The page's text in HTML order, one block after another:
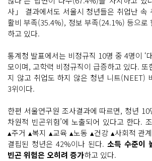
사」 결과에서도 서울시 청년들은 취업난 속
활비 부족(35.4%), 정보 부족(24.1%) 등으로
하고 있다.
통계청 발표에서는 비정규직 10명 중 4명이 ‘
모이며, 고학력 비정규직이 급증하고 있다. 또
지 않고 취업도 하지 않은 청년 니트(NEET)
3위이다.
한편 서울연구원 조사결과에 따르면, 청년
차원적 빈곤위험’에 노출되어 있다고 한다.
▴주거 ▴복지 ▴교육 ▴노동 ▴건강 ▴사회적 관
결핍된 청년은 42%이나 된다. 소득 수준이
빈곤 위험은 오히려 증가하고 있다.